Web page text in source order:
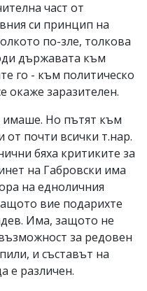
част от
си принцип на
по-зле, толкова
държавата към
го - към политическо
окаже заразителен.
Но пътят към
от почти всички т.нар.
бяха критиките за
на Габровски има
на едноличния
вие подарихте
Има, защото не
за редовен
и съставът на
е различен.